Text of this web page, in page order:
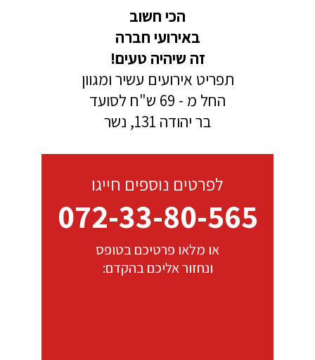
הכי חשוב
באירועי חברה
זה שיהיה טעים!
תפריט אירועים עשיר ומגוון
החל מ - 69 ש"ח לסועד
בר יהודה 131, נשר
לפרטים נוספים חייגו
072-33-80-565
או מלאו פרטיכם בטופס
ונחזור אליכם בהקדם: